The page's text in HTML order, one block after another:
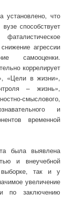
установлено, что
способствует
агрессии
самооценки.
коррелирует
«Цели в жизни»,
– жизнь»,
смыслового,
и
временной
была выявлена
и внеучебной
так и у
увеличение
по заключению